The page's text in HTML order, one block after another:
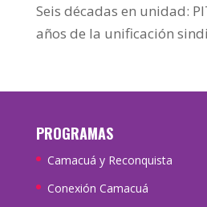
Seis décadas en unidad:
años de la unificación
PROGRAMAS
Camacuá y Reconquista
Conexión Camacuá